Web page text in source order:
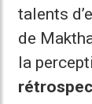
talents
de
la